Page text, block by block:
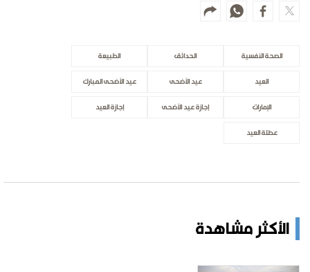
الصحة النفسية الحدائق الطبيعة
العيد عيد الأضحى عيد الأضحى المبارك
الإمارات إجازة عيد الأضحى إجازة العيد
عطلة العيد
الأكثر مشاهدة